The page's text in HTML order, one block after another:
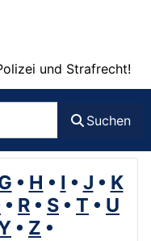
und Strafrecht!
Suchen
• H • I • J • K
• R • S • T • U
• Z •